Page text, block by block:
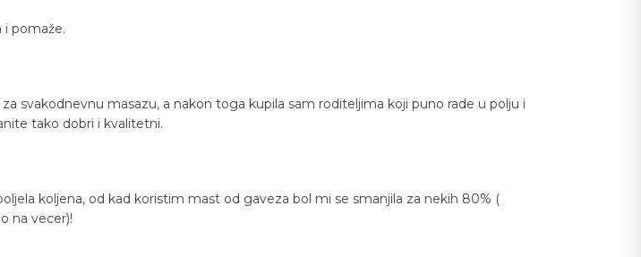
i pomaže.
svakodnevnu masazu, a nakon toga kupila sam roditeljima koji puno rade u polju i
tako dobri i kvalitetni.
koljena, od kad koristim mast od gaveza bol mi se smanjila za nekih 80% (
na vecer)!